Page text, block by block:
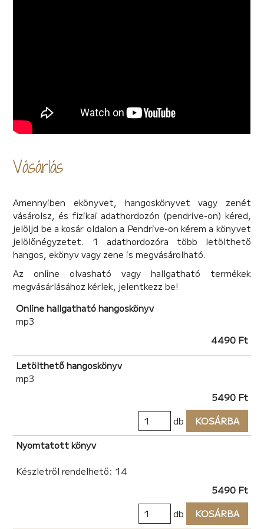
nyomása alatt egyensúlyoznak a szakadék szélén!
Vásárlás
Amennyiben ekönyvet, hangoskönyvet vagy zenét
vásárolsz, és fizikai adathordozón (pendrive-on) kéred,
jelöljd be a kosár oldalon a Pendrive-on kérem a könyvet
jelölőnégyzetet. 1 adathordozóra több letölthető
hangos, ekönyv vagy zene is megvásárolható.
Az online olvasható vagy hallgatható termékek
megvásárlásához kérlek, jelentkezz be!
Online hallgatható hangoskönyv
mp3
4490 Ft
Letölthető hangoskönyv
mp3
5490 Ft
db
KOSÁRBA
Nyomtatott könyv
Készletről rendelhető: 14
5490 Ft
db
KOSÁRBA